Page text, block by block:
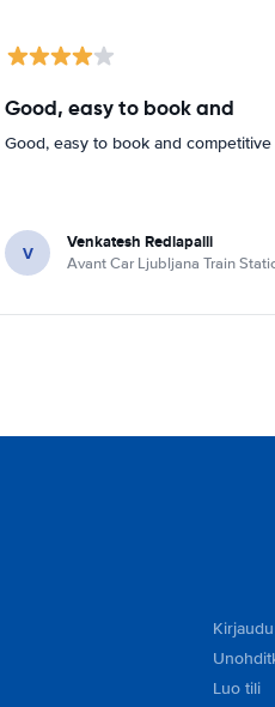
Good, easy to book and
Good, easy to book and
V Venkatesh Redlapalli
Avant Car Ljubljana Train
Luo tili